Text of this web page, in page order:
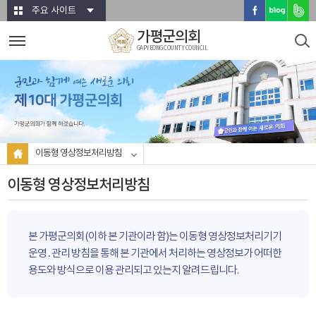
본문바로가기주요 사이트
가평군의회
GAPYEONG COUNTY COUNCIL
이동형 영상정보처리방침
이동형 영상정보처리방침
본 가평군의회(이하 본 기관이라 함)는 이동형 영상정보처리기기
운영․관리 방침을 통해 본 기관에서 처리하는 영상정보가 어떠한
용도와 방식으로 이용 관리되고 있는지 알려드립니다.